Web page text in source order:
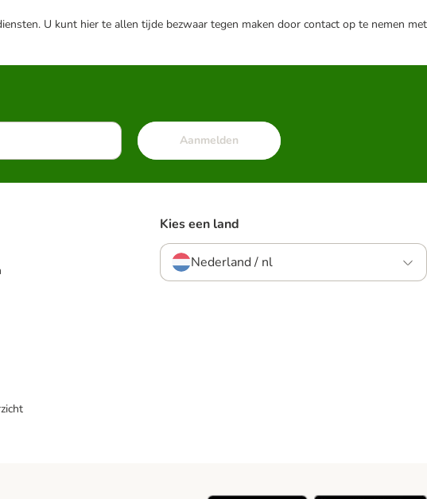
U kunt hier te allen tijde bezwaar tegen maken door contact op te nemen met
Aanmelden
Kies een land
Nederland / nl